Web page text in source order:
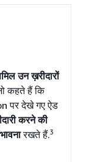
उन ख़रीदारों
कहते हैं कि
पर देखे गए ऐड
करने की
रखते हैं.3